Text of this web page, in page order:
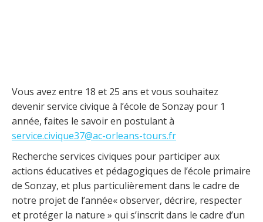
Vous avez entre 18 et 25 ans et vous souhaitez
devenir service civique à l’école de Sonzay pour 1
année, faites le savoir en postulant à
service.civique37@ac-orleans-tours.fr
Recherche services civiques pour participer aux
actions éducatives et pédagogiques de l’école primaire
de Sonzay, et plus particulièrement dans le cadre de
notre projet de l’année« observer, décrire, respecter
et protéger la nature » qui s’inscrit dans le cadre d’un